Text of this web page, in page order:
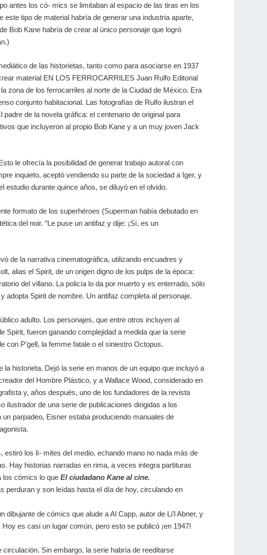
antes los có- mics se limitaban al espacio de las tiras en los
tipo de material habría de generar una industria aparte,
Bob Kane habría de crear al único personaje que logró
de las historietas, tanto como para asociarse en 1937
material EN LOS FERROCARRILES Juan Rulfo Editorial
zona de los ferrocarriles al norte de la Ciudad de México. Era
conjunto habitacional. Las fotografías de Rulfo ilustran el
de la novela gráfica: el centenario de original para
que incluyeron al propio Bob Kane y a un muy joven Jack
le ofrecía la posibilidad de generar trabajo autoral con
inquieto, aceptó vendiendo su parte de la sociedad a Iger, y
estudio durante quince años, se diluyó en el olvido.
formato de los superhéroes (Superman había debutado en
del noir. “Le puse un antifaz y dije: ¡Sí, es un
de la narrativa cinematográfica, utilizando encuadres y
alias el Spirit, de un origen digno de los pulps de la época:
del villano. La policía lo da por muerto y es enterrado, sólo
adopta Spirit de nombre. Un antifaz completa al personaje.
adulto. Los personajes, que entre otros incluyen al
fueron ganando complejidad a medida que la serie
P’gell, la femme fatale o el siniestro Octopus.
historieta. Dejó la serie en manos de un equipo que incluyó a
del Hombre Plástico, y a Wallace Wood, considerado en
y, años después, uno de los fundadores de la revista
de una serie de publicaciones dirigidas a los
parpadeo, Eisner estaba produciendo manuales de
los lí- mites del medio, echando mano no nada más de
Hay historias narradas en rima, a veces integra partituras
los cómics lo queEl ciudadano Kane al cine.
perduran y son leídas hasta el día de hoy, circulando en
dibujante de cómics que alude a Al Capp, autor de Li’l Abner, y
es casi un lugar común, pero esto se publicó ¡en 1947!
Sin embargo, la serie habría de reeditarse